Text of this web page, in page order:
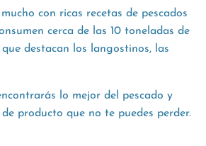
con ricas recetas de pescados
cerca de las 10 toneladas de
destacan los langostinos, las
lo mejor del pescado y
producto que no te puedes perder.